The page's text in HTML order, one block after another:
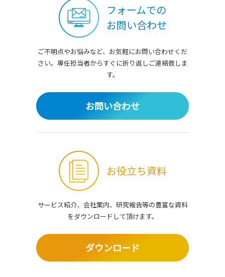
フォームでの
お問い合わせ
ご不明点やお悩みなど、お気軽にお問い合わせくだ
さい。 専任担当者からすぐに折り返しご連絡致しま
す。
お問い合わせ
お役立ち資料
サービス紹介、会社案内、研究報告等の豊富な資料
をダウンロードして頂けます。
ダウンロード